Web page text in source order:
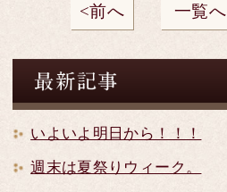
前へ 一覧へ
いよいよ明日から！！！
週末は夏祭りウィーク。